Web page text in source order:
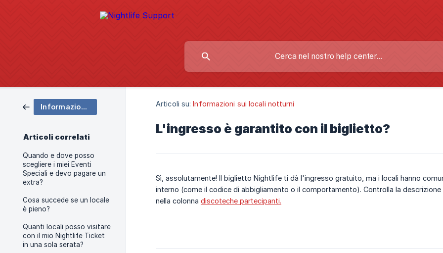
Informazioni sui locali notturni
Articoli correlati
Quando e dove posso
scegliere i miei Eventi
Speciali e devo pagare un
extra?
Cosa succede se un locale
è pieno?
Quanti locali posso visitare
con il mio Nightlife Ticket
in una sola serata?
Articoli su: Informazioni sui locali notturni
L'ingresso è garantito con il biglietto?
Sì, assolutamente! Il biglietto Nightlife ti dà l'ingresso gratuito, ma i locali hanno
interno (come il codice di abbigliamento o il comportamento). Controlla la
nella colonna discoteche partecipanti.